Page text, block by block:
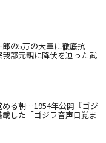
郎の5万の大軍に徹底抗
部元親に降伏を迫った武
める朝…1954年公開『ゴジ
した「ゴジラ音声目覚ま